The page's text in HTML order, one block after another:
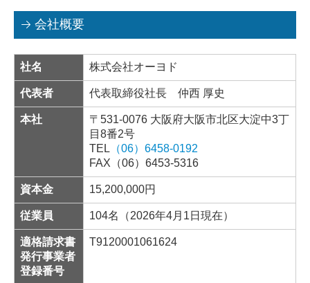
会社概要
社名 株式会社オーヨド
代表者 代表取締役社長 仲西 厚史
本社
〒531-0076 大阪府大阪市北区大淀中3丁
目8番2号
TEL （06）6458-0192
FAX（06）6453-5316
資本金 15,200,000円
従業員 104名（2026年4月1日現在）
適格請求書
発行事業者
登録番号
T9120001061624